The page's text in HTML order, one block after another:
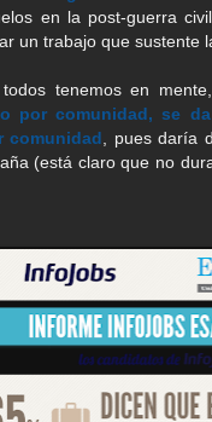
en la post-guerra
un trabajo que sustente
tenemos en
por comunidad, se
comunidad , pues daría
(está claro que no